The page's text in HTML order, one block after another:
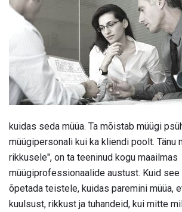
kuidas seda müüa. Ta mõistab müügi
müügipersonali kui ka kliendi poolt. Tänu
rikkusele", on ta teeninud kogu maailmas
müügiprofessionaalide austust. Kuid
õpetada teistele, kuidas paremini müüa,
kuulsust, rikkust ja tuhandeid, kui mitte